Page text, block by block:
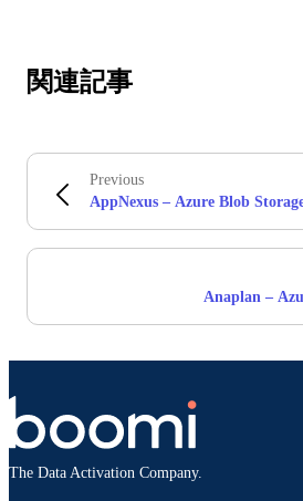
関連記事
Previous
AppNexus – Azure Blob
Anaplan –
The Data Activation Company.